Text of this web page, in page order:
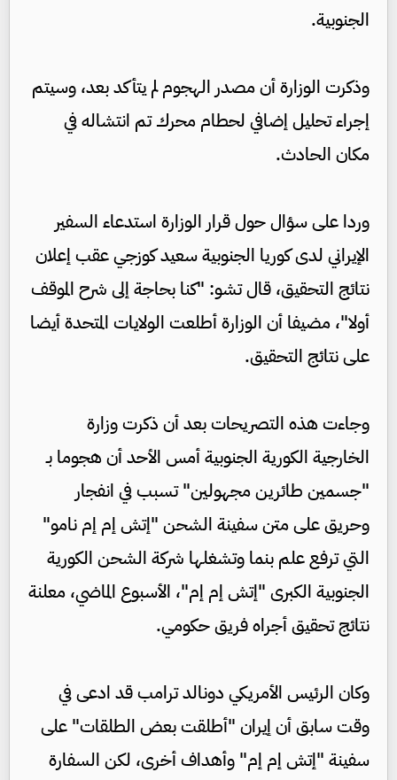
الجنوبية.
وذكرت الوزارة أن مصدر الهجوم لم يتأكد بعد، وسيتم
إجراء تحليل إضافي لحطام محرك تم انتشاله في
مكان الحادث.
وردا على سؤال حول قرار الوزارة استدعاء السفير
الإيراني لدى كوريا الجنوبية سعيد كوزجي عقب إعلان
نتائج التحقيق، قال تشو: "كنا بحاجة إلى شرح الموقف
أولا"، مضيفا أن الوزارة أطلعت الولايات المتحدة أيضا
على نتائج التحقيق.
وجاءت هذه التصريحات بعد أن ذكرت وزارة
الخارجية الكورية الجنوبية أمس الأحد أن هجوما بـ
"جسمين طائرين مجهولين" تسبب في انفجار
وحريق على متن سفينة الشحن "إتش إم إم نامو"
التي ترفع علم بنما وتشغلها شركة الشحن الكورية
الجنوبية الكبرى "إتش إم إم"، الأسبوع الماضي، معلنة
نتائج تحقيق أجراه فريق حكومي.
وكان الرئيس الأمريكي دونالد ترامب قد ادعى في
وقت سابق أن إيران "أطلقت بعض الطلقات" على
سفينة "إتش إم إم" وأهداف أخرى، لكن السفارة